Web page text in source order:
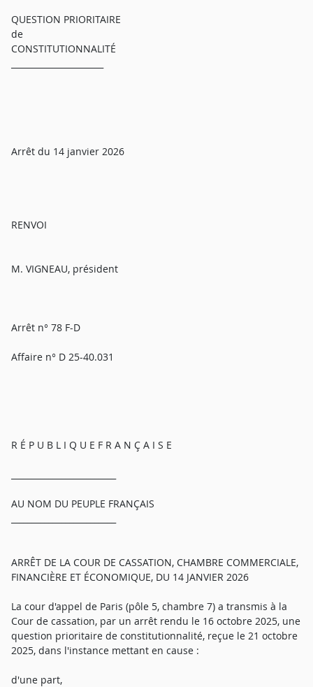
QUESTION PRIORITAIRE
de
CONSTITUTIONNALITÉ
Arrêt du 14 janvier 2026
RENVOI
M. VIGNEAU, président
Arrêt n° 78 F-D
Affaire n° D 25-40.031
R É P U B L I Q U E F R A N Ç A I S E
AU NOM DU PEUPLE FRANÇAIS
ARRÊT DE LA COUR DE CASSATION, CHAMBRE COMMERCIALE,
FINANCIÈRE ET ÉCONOMIQUE, DU 14 JANVIER 2026
La cour d'appel de Paris (pôle 5, chambre 7) a transmis à la
Cour de cassation, par un arrêt rendu le 16 octobre 2025, une
question prioritaire de constitutionnalité, reçue le 21 octobre
2025, dans l'instance mettant en cause :
d'une part,